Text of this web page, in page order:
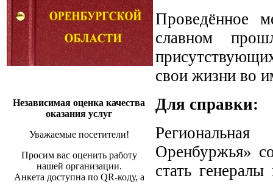
Независимая оценка качества
оказания услуг
Уважаемые посетители!
Просим вас оценить работу
нашей организации.
Анкета доступна по QR-коду, а
Проведённое
славном
свои жизни во
Для справки:
Оренбуржья»
стать